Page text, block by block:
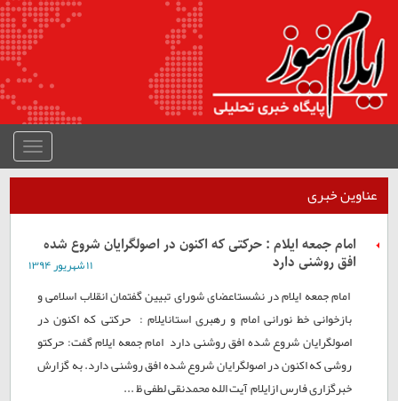
منوی
جمع
شده
عناوین خبری
امام جمعه ايلام : حرکتی که اکنون در اصولگرايان شروع شده
افق روشنی دارد ۱۱ شهريور ۱۳۹۴
امام جمعه ايلام در نشستاعضای شورای تبيين گفتمان انقلاب اسلامی و
بازخوانی خط نورانی امام و رهبری استانایلام : حرکتی که اکنون در
اصولگرايان شروع شده افق روشنی دارد امام جمعه ايلام گفت: حرکتو
روشی که اکنون در اصولگرايان شروع شده افق روشنی دارد. به گزارش
خبرگزاری فارس ازایلام٬ آیت الله محمدنقی لطفی ظ ...